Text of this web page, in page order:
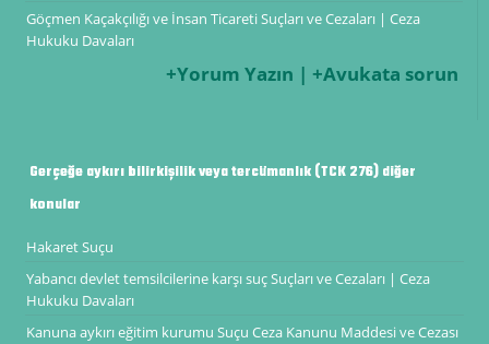
Göçmen Kaçakçılığı ve İnsan Ticareti Suçları ve Cezaları | Ceza
Hukuku Davaları
+Yorum Yazın | +Avukata sorun
Gerçeğe aykırı bilirkişilik veya tercümanlık (TCK 276) diğer
konular
Hakaret Suçu
Yabancı devlet temsilcilerine karşı suç Suçları ve Cezaları | Ceza
Hukuku Davaları
Kanuna aykırı eğitim kurumu Suçu Ceza Kanunu Maddesi ve Cezası